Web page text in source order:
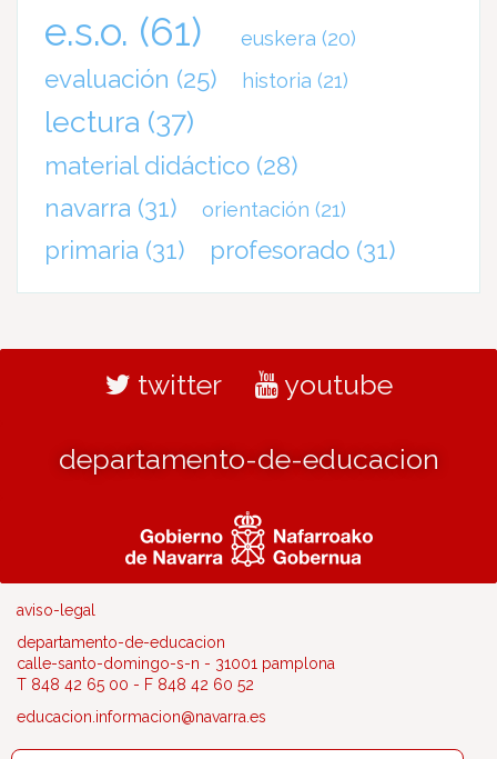
e.s.o. (61) euskera (20)
evaluación (25) historia (21)
lectura (37)
material didáctico (28)
navarra (31) orientación (21)
primaria (31) profesorado (31)
twitter youtube
departamento-de-educacion
aviso-legal
departamento-de-educacion
calle-santo-domingo-s-n - 31001 pamplona
T 848 42 65 00 - F 848 42 60 52
educacion.informacion@navarra.es